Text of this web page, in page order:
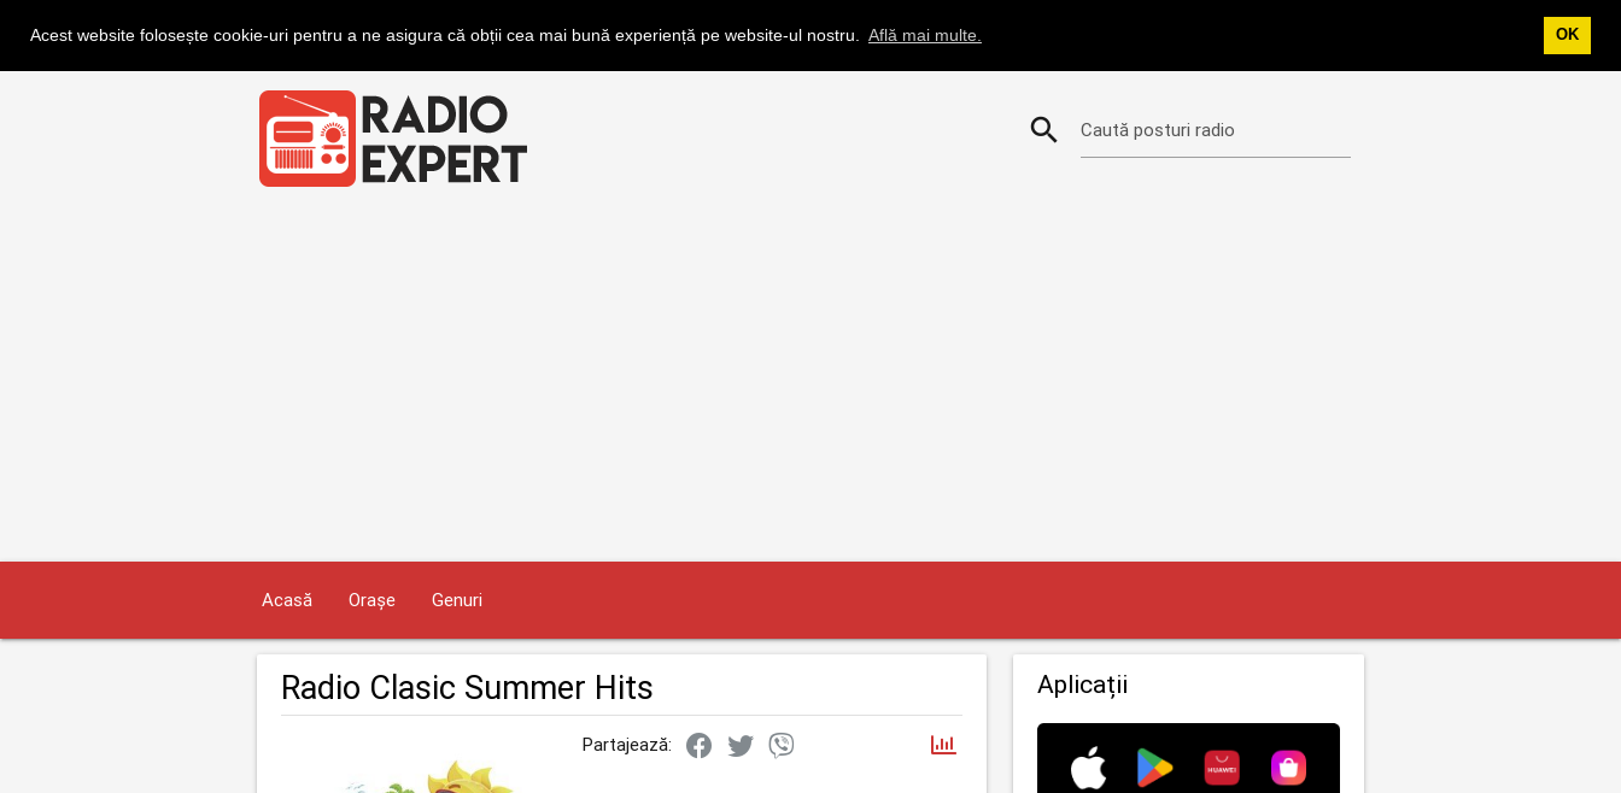
Acest website folosește cookie-uri pentru a ne asigura că obții cea mai bună experiență pe website-ul nostru. Află mai multe. OK
search Caută posturi radio
Acasă Orașe Genuri
Radio Clasic Summer Hits
Partajează:
Aplicații